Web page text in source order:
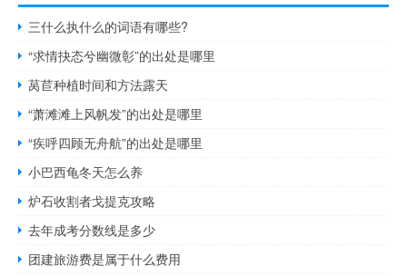
三什么执什么的词语有哪些?
“求情抉态兮幽微彰”的出处是哪里
莴苣种植时间和方法露天
“萧滩滩上风帆发”的出处是哪里
“疾呼四顾无舟航”的出处是哪里
小巴西龟冬天怎么养
炉石收割者戈提克攻略
去年成考分数线是多少
团建旅游费是属于什么费用